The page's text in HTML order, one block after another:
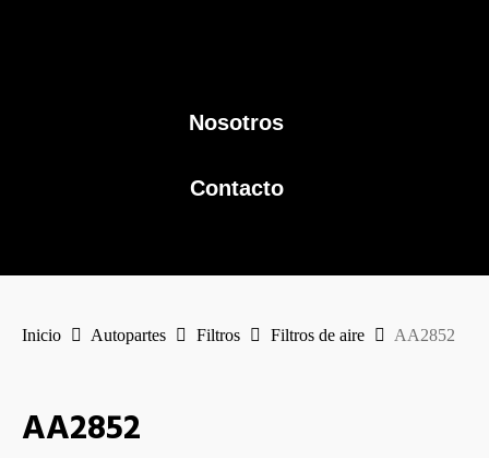
Nosotros
Contacto
Inicio Autopartes Filtros Filtros de aire AA2852
AA2852